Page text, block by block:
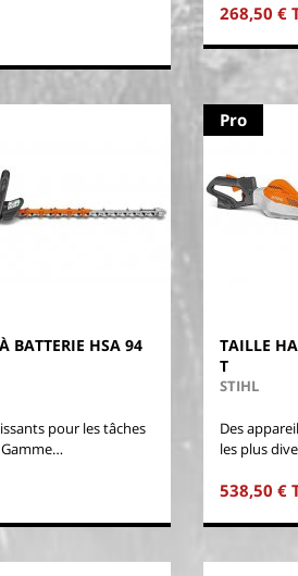
268,50 €
BATTERIE HSA 94
pour les tâches
Pro
TAILLE
T
STIHL
Des
les plus
538,50 €